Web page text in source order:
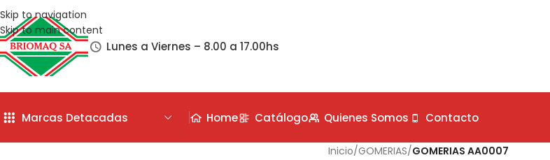
Skip to navigation
Skip to main content
Lunes a Viernes – 8.00 a 17.00hs
Marcas Detacadas Home Catálogo Quienes Somos Contacto
Inicio/GOMERIAS/GOMERIAS AA0007